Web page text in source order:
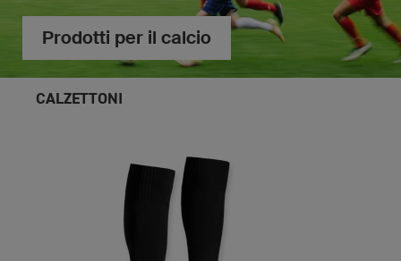
Prodotti per il calcio
CALZETTONI